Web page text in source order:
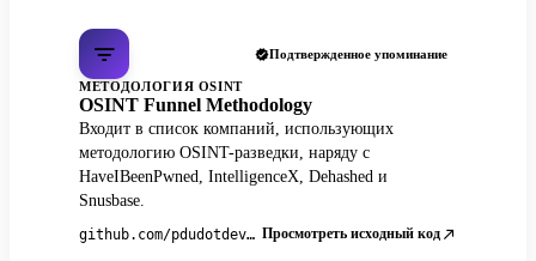
Подтвержденное упоминание
МЕТОДОЛОГИЯ OSINT
OSINT Funnel Methodology
Входит в список компаний, использующих
методологию OSINT-разведки, наряду с
HaveIBeenPwned, IntelligenceX, Dehashed и
Snusbase.
github.com/pdudotdev/ofm Просмотреть исходный код